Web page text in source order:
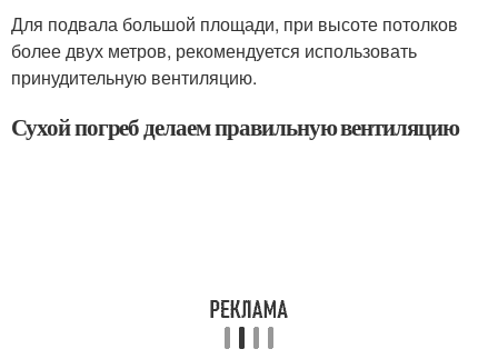
Для подвала большой площади, при высоте потолков
более двух метров, рекомендуется использовать
принудительную вентиляцию.
Сухой погреб делаем правильную вентиляцию